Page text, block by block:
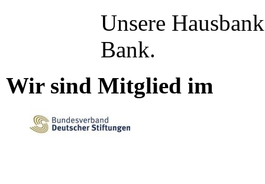
Unsere
Bank.
Wir sind Mitglied im